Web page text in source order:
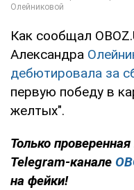
Как сообщал
Александра
дебютировала за
первую победу в
желтых".
Только
Telegram-канале
на фейки!